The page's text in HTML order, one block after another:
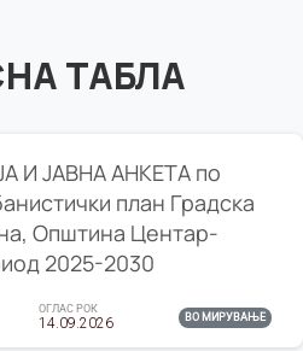
ТАБЛА
И ЈАВНА АНКЕТА по
план Градска
Општина Центар-
2025-2030
ОГЛАС РОК
14.09.2026 ВО МИРУВАЊЕ